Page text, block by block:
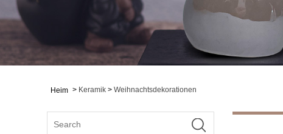
Heim > Keramik > Weihnachtsdekorationen